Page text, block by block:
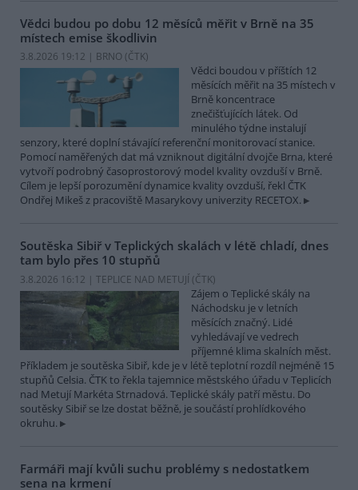
Vědci budou po dobu 12 měsíců měřit v Brně na 35
místech emise škodlivin
3.8.2026 19:12 | BRNO (ČTK)
Vědci boudou v příštích 12
měsících měřit na 35 místech v
Brně koncentrace
znečišťujících látek. Od
minulého týdne instalují
senzory, které doplní stávající referenční monitorovací stanice.
Pomocí naměřených dat má vzniknout digitální dvojče Brna, které
vytvoří podrobný časoprostorový model kvality ovzduší v Brně.
Cílem je lepší porozumění dynamice kvality ovzduší, řekl ČTK
Ondřej Mikeš z pracoviště Masarykovy univerzity RECETOX.
Soutěska Sibiř v Teplických skalách v létě chladí, dnes
tam bylo přes 10 stupňů
3.8.2026 16:12 | TEPLICE NAD METUJÍ (ČTK)
Zájem o Teplické skály na
Náchodsku je v letních
měsících značný. Lidé
vyhledávají ve vedrech
příjemné klima skalních měst.
Příkladem je soutěska Sibiř, kde je v létě teplotní rozdíl nejméně 15
stupňů Celsia. ČTK to řekla tajemnice městského úřadu v Teplicích
nad Metují Markéta Strnadová. Teplické skály patří městu. Do
soutěsky Sibiř se lze dostat běžně, je součástí prohlídkového
okruhu.
Farmáři mají kvůli suchu problémy s nedostatkem
sena na krmení